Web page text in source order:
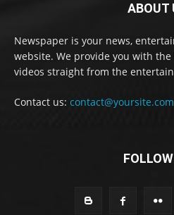
ABOUT
Newspaper is your news,
website. We provide you with
videos straight from the
Contact us: contact@yoursite.com